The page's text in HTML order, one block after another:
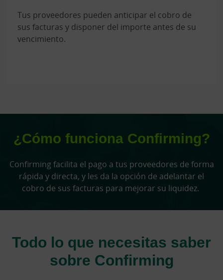
Tus proveedores pueden anticipar el cobro de
sus facturas y disponer del importe antes de su
vencimiento.
¿Cómo funciona Confirming?
Confirming facilita el pago a tus proveedores de forma
rápida y directa, y les da la opción de adelantar el
cobro de sus facturas para mejorar su liquidez.
Todo lo que necesitas saber
sobre Confirming